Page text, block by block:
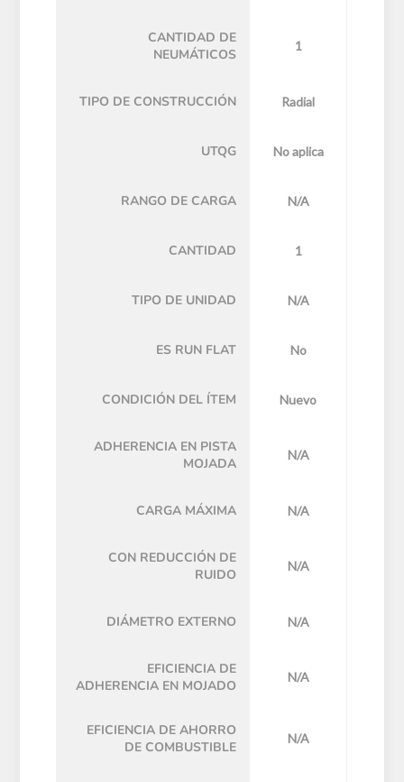
CANTIDAD DE
NEUMÁTICOS
1
TIPO DE CONSTRUCCIÓN Radial
UTQG No aplica
RANGO DE CARGA N/A
CANTIDAD 1
TIPO DE UNIDAD N/A
ES RUN FLAT No
CONDICIÓN DEL ÍTEM Nuevo
ADHERENCIA EN PISTA
MOJADA
N/A
CARGA MÁXIMA N/A
CON REDUCCIÓN DE
RUIDO
N/A
DIÁMETRO EXTERNO N/A
EFICIENCIA DE
ADHERENCIA EN MOJADO
N/A
EFICIENCIA DE AHORRO
DE COMBUSTIBLE
N/A